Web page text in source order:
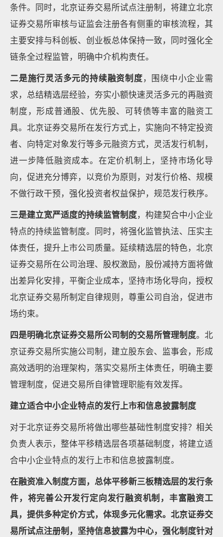
条件。同时，北京证券交易所试点注册制，将建立北京
证券交易所审核与证监会注册各有侧重的审核流程，其
主要安排与科创板、创业板总体保持一致，同时强化全
链条全过程监管，明确中介机构责任。
二是施行灵活多元的持续融资制度，围绕中小企业需
求，总结精选层经验，夯实小额快速灵活多元的再融资
制度，形成普通股、优先股、可转债等丰富的融资工
具。北京证券交易所在发行方式上，实施向不特定投资
者、向特定对象发行等多元融资方式，灵活发行机制，
进一步降低融资成本。在定价机制上，坚持市场化导
向，促进充分博弈，以竞价为原则，对发行价格、规模
不做行政干预，强化投资者权益保护，规范发行秩序。
三是建立宽严适度的持续监管制度，构建契合中小企业
特点的持续监管制度。同时，将强化监管执法、压实主
体责任，提升上市公司质量。延续精选层的特色，北京
证券交易所在公司治理、股权激励，股份减持方面将做
出差异化安排，平衡企业成本，坚持市场化导向，授权
北京证券交易所制定自律规则，尊重公司自治，促进市
场约束。
四是明确北京证券交易所公司制的交易所管理制度。北
京证券交易所实施公司制，建立股东会、监事会，形成
高效透明的治理架构，落实交易所主体责任，明确主要
管理制度，促进交易所自律管理职能有效发挥。
建立适合中小企业特点的发行上市和信息披露制度
对于北京证券交易所将做出哪些基础性制度安排？相关
负责人表示，整体平移精选层各项基础制度，将建立适
合中小企业特点的发行上市和信息披露制度。
在融资准入制度方面，总体平移新三板精选层的发行条
件，将完善公开发行定向发行融资机制，丰富融资工
具，提供多种定价方式，体现多元化需求。北京证券交
易所试点注册制，坚持信息披露为中心，强化制度针对